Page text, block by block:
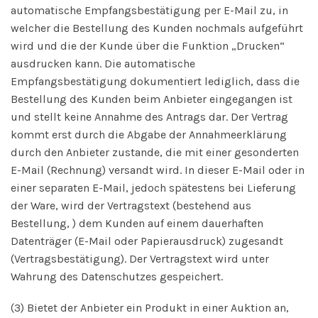
automatische Empfangsbestätigung per E-Mail zu, in
welcher die Bestellung des Kunden nochmals aufgeführt
wird und die der Kunde über die Funktion „Drucken“
ausdrucken kann. Die automatische
Empfangsbestätigung dokumentiert lediglich, dass die
Bestellung des Kunden beim Anbieter eingegangen ist
und stellt keine Annahme des Antrags dar. Der Vertrag
kommt erst durch die Abgabe der Annahmeerklärung
durch den Anbieter zustande, die mit einer gesonderten
E-Mail (Rechnung) versandt wird. In dieser E-Mail oder in
einer separaten E-Mail, jedoch spätestens bei Lieferung
der Ware, wird der Vertragstext (bestehend aus
Bestellung, ) dem Kunden auf einem dauerhaften
Datenträger (E-Mail oder Papierausdruck) zugesandt
(Vertragsbestätigung). Der Vertragstext wird unter
Wahrung des Datenschutzes gespeichert.
(3) Bietet der Anbieter ein Produkt in einer Auktion an,